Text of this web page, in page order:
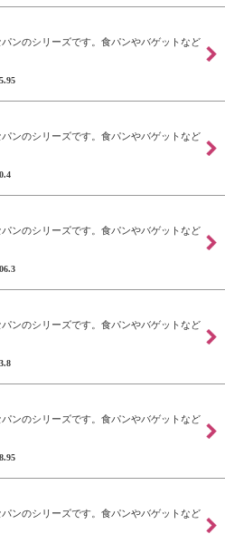
ンのシリーズです。食パンやバゲットなど
ンのシリーズです。食パンやバゲットなど
ンのシリーズです。食パンやバゲットなど
ンのシリーズです。食パンやバゲットなど
ンのシリーズです。食パンやバゲットなど
ンのシリーズです。食パンやバゲットなど